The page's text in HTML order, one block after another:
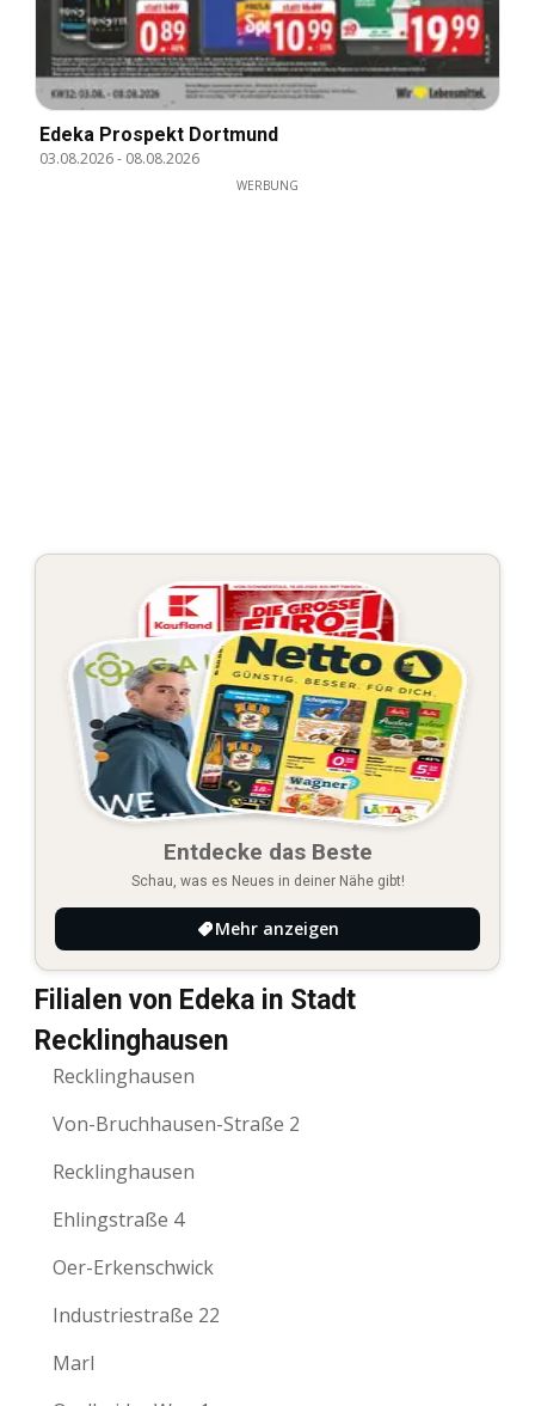
Edeka Prospekt Dortmund
03.08.2026- 08.08.2026
WERBUNG
Entdecke das Beste
Schau, was es Neues in deiner Nähe gibt!
Mehr anzeigen
Filialen von Edeka in Stadt
Recklinghausen
Recklinghausen
Von-Bruchhausen-Straße 2
Recklinghausen
Ehlingstraße 4
Oer-Erkenschwick
Industriestraße 22
Marl